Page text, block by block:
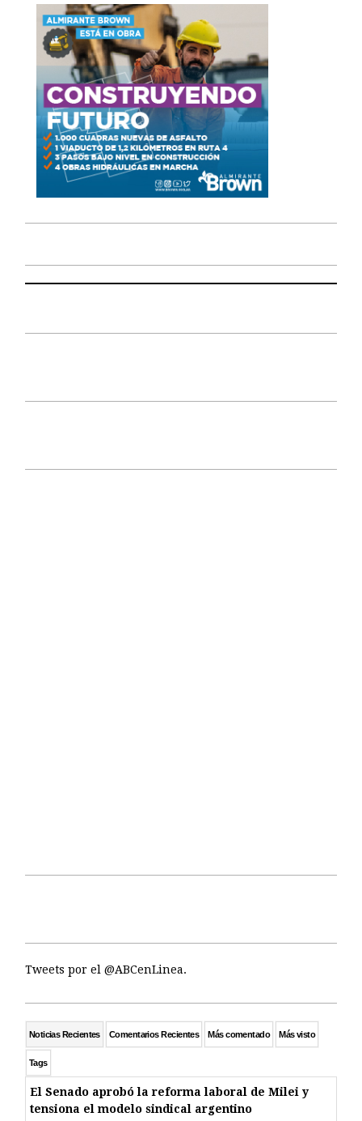
Tweets por el @ABCenLinea.
Noticias Recientes Comentarios Recientes Más comentado Más visto
Tags
El Senado aprobó la reforma laboral de Milei y
tensiona el modelo sindical argentino